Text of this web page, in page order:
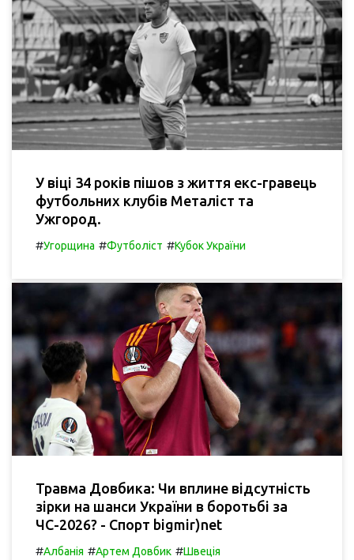
У віці 34 років пішов з життя екс-гравець
футбольних клубів Металіст та
Ужгород.
#Угорщина #Футболіст #Кубок України
Травма Довбика: Чи вплине відсутність
зірки на шанси України в боротьбі за
ЧС-2026? - Спорт bigmir)net
#Албанія #Артем Довбик #Швеція